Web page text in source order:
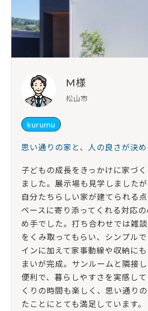
M様
松山市
kurumu
思い通りの家と、人の良さが決め
子どもの成長をきっかけに家づ
ました。展示場も見学しました
自分たちらしい家が建てられる
ペースに寄り添ってくれる対応
め手でした。打ち合わせでは雑
をくみ取ってもらい、シンプル
インに加えて家事動線や収納に
まいが完成。サンルームと隣接
便利で、暮らしやすさを実感し
くりの時間も楽しく、思い通り
たことにとても満足しています。